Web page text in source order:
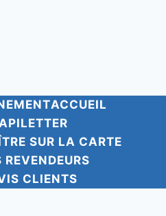
ACCUEIL
SUR LA CARTE
REVENDEURS
CLIENTS